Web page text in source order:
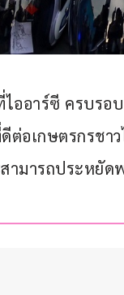
ไออาร์ซี ครบรอ
ต่อเกษตรกรชา
ามารถประหยัด